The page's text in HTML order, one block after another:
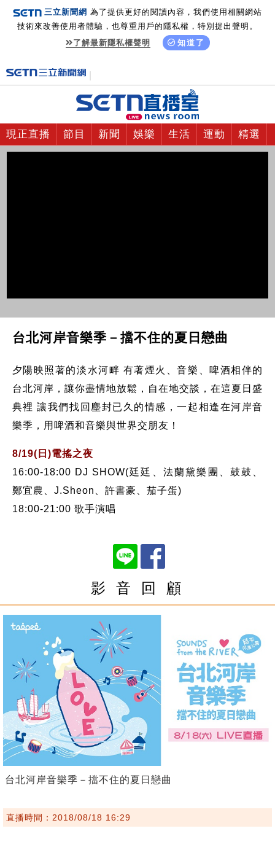
三立新聞網 為了提供更好的閱讀內容，我們使用相關網站
技術來改善使用者體驗，也尊重用戶的隱私權，特別提出聲明。
了解最新隱私權聲明
知道了
現正直播 節目 新聞 娛樂 生活 運動 精選
台北河岸音樂季－擋不住的夏日戀曲
夕陽映照著的淡水河畔 有著煙火、音樂、啤酒相伴的
台北河岸，讓你盡情地放鬆，自在地交談，在這夏日盛
典裡 讓我們找回塵封已久的情感，一起相逢在河岸音
樂季，用啤酒和音樂與世界交朋友！
8/19(日)電搖之夜
16:00-18:00 DJ SHOW(廷廷、法蘭黛樂團、鼓鼓、
鄭宜農、J.Sheon、許書豪、茄子蛋)
18:00-21:00 歌手演唱
影 音 回 顧
台北河岸音樂季－擋不住的夏日戀曲
直播時間：2018/08/18 16:29